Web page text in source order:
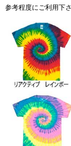
参考程度にご利用下さ